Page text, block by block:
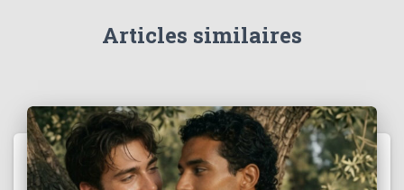
Articles similaires